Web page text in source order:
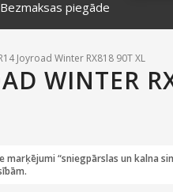
Bezmaksas piegāde
Joyroad Winter RX818 90T XL
WINTER
marķējumi “sniegpārslas un kalna